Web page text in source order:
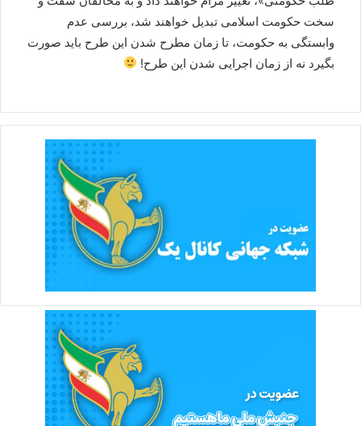
سخت حکومت اسلامی تبدیل خواهند شد، بررسی عدم
وابستگی به حکومت، تا زمان مطرح شدن این طرح باید صورت
بگیرد نه از زمان اجرایی شدن این طرح!